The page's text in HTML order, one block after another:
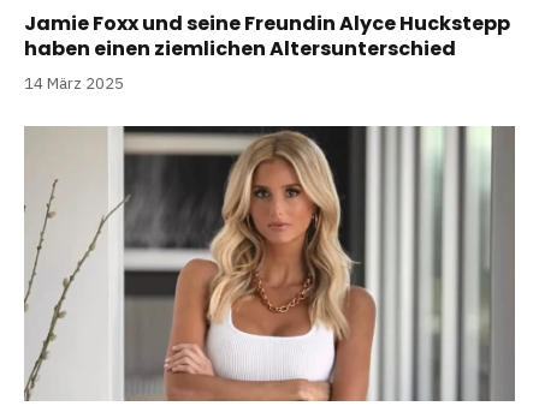
Jamie Foxx und seine Freundin Alyce Huckstepp
haben einen ziemlichen Altersunterschied
14 März 2025